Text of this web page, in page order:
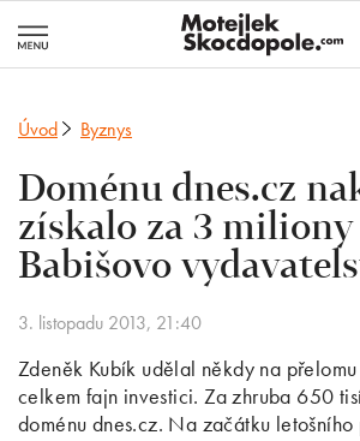
Úvod Byznys
Doménu dnes.cz
získalo za 3
Babišovo
3. listopadu 2013, 21:40
Zdeněk Kubík udělal někdy na
celkem fajn investici. Za zhruba 650
doménu dnes.cz. Na začátku